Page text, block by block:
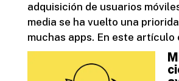
adquisición de usuarios
media se ha vuelto una
muchas apps. En este artículo